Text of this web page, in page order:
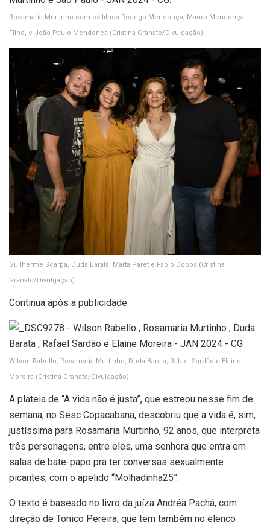
Rosamaria Murtinho com os filhos Rodrigo Mendonça, Mauro Mendonça
Filho, e João Paulo Mendonça (Cristina Granato/Divulgação)
Guilherme Scarpa, Duda Barata, Marta Paret e Fábio Dobbs (Cristina
Granato/Divulgação)
Continua após a publicidade
Wilson Rabello, Rosamaria Murtinho, Duda Barata, Rafael Sardão e Elaine
Moreira (Cristina Granato/Divulgação)
A plateia de “A vida não é justa”, que estreou nesse fim de
semana, no Sesc Copacabana, descobriu que a vida é, sim,
justíssima para Rosamaria Murtinho, 92 anos, que interpreta
três personagens, entre eles, uma senhora que entra em
salas de bate-papo pra ter conversas sexualmente
picantes, com o apelido “Molhadinha25”.
O texto é baseado no livro da juíza Andréa Pachá, com
direção de Tonico Pereira, que tem também no elenco